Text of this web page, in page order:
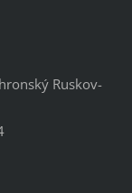
Ruskov-